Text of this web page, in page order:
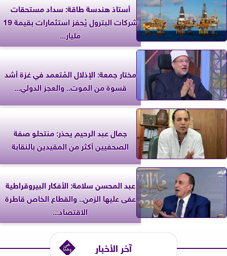
أستاذ هندسة طاقة: سداد مستحقات
شركات البترول يُحفز استثمارات بقيمة 19
مليار...
مختار جمعة: الإذلال المُتعمد في غزة أشد
قسوة من الموت.. والعجز الدولي...
جمال عبد الرحيم يحذر: منتحلو صفة
الصحفيين أكثر من المقيدين بالنقابة
عبد المحسن سلامة: الأفكار البيروقراطية
عفى عليها الزمن.. والقطاع الخاص قاطرة
الاقتصاد...
آخر الأخبار